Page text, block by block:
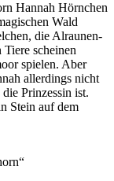
Hannah Hörnchen
Wald
die Alraunen-
scheinen
spielen. Aber
allerdings nicht
Prinzessin ist.
Stein auf dem